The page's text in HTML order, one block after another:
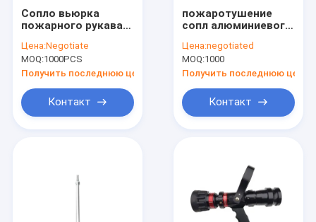
Сопло вьюрка
пожарного рукава
пожарного
гидранта
спринклера
Цена:Negotiate
MOQ:1000PCS
Получить последнюю цену
Контакт
пожаротушение
сопл алюминиевого
пожарного
гидранта расхода
потока 90L/Min
Цена:negotiated
MOQ:1000
Получить последнюю цену
Контакт